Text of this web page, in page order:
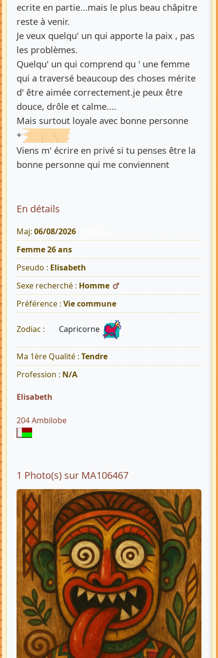
ecrite en partie...mais le plus beau châpitre
reste à venir.
Je veux quelqu' un qui apporte la paix , pas
les problèmes.
Quelqu' un qui comprend qu ' une femme
qui a traversé beaucoup des choses mérite
d' être aimée correctement.je peux être
douce, drôle et calme....
Mais surtout loyale avec bonne personne
+
Viens m' écrire en privé si tu penses être la
bonne personne qui me conviennent
En détails
Maj: 06/08/2026
Femme 26 ans
Pseudo : Elisabeth
Sexe recherché : Homme
Préférence : Vie commune
Zodiac : Capricorne
Ma 1ère Qualité : Tendre
Profession : N/A
Elisabeth
204 Ambilobe
1 Photo(s) sur MA106467